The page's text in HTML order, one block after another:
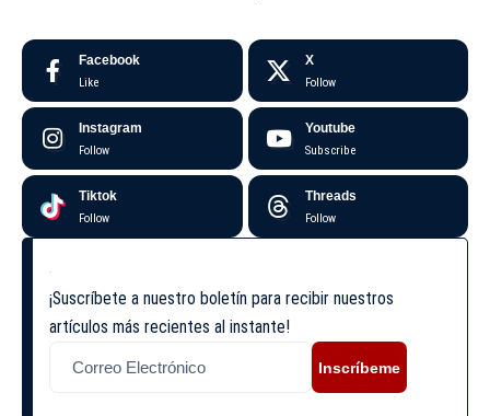
Facebook
Like
X
Follow
Instagram
Follow
Youtube
Subscribe
Tiktok
Follow
Threads
Follow
¡Suscríbete a nuestro boletín para recibir nuestros
artículos más recientes al instante!
Inscríbeme